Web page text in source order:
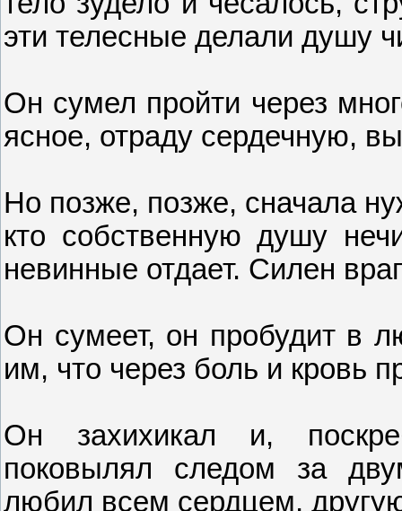
эти телесные делали душу
Он сумел пройти через
ясное, отраду сердечную,
Но позже, позже, сначала
кто собственную душу
невинные отдает. Силен
Он сумеет, он пробудит в
им, что через боль и кровь
Он захихикал и,
поковылял следом за
любил всем сердцем,